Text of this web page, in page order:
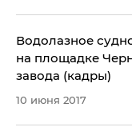
​Водолазное
на площадке
завода (кадры)
10 июня 2017